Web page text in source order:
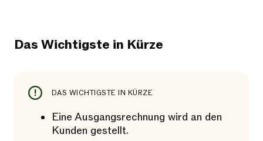
Das Wichtigste in Kürze
DAS WICHTIGSTE IN KÜRZE
Eine Ausgangsrechnung wird an den
Kunden gestellt.